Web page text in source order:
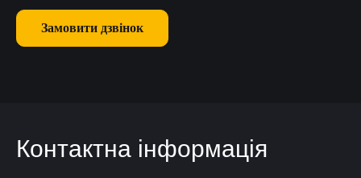
Замовити дзвінок
Контактна інформація